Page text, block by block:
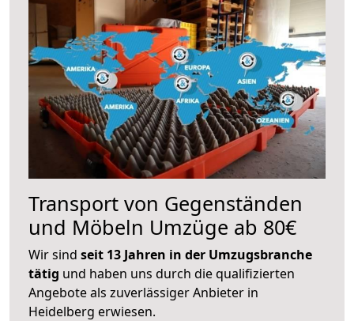
Transport von Gegenständen
und Möbeln Umzüge ab 80€
Wir sind seit 13 Jahren in der Umzugsbranche
tätig und haben uns durch die qualifizierten
Angebote als zuverlässiger Anbieter in
Heidelberg erwiesen.